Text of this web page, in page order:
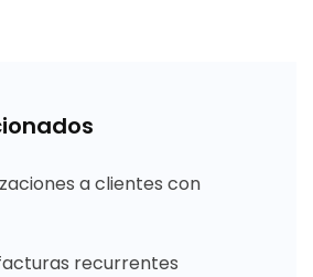
a clientes con
recurrentes